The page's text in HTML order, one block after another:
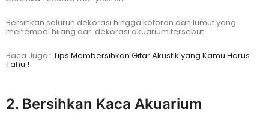
Bersihkan seluruh dekorasi hingga kotoran dan lumut yang
menempel hilang dari dekorasi akuarium tersebut.
Baca Juga : Tips Membersihkan Gitar Akustik yang Kamu Harus
Tahu !
2. Bersihkan Kaca Akuarium